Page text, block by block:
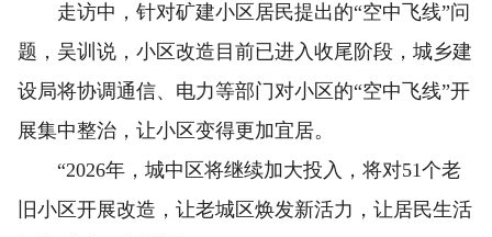
走访中，针对矿建小区居民提出的“空中飞线”问
题，吴训说，小区改造目前已进入收尾阶段，城乡建
设局将协调通信、电力等部门对小区的“空中飞线”开
展集中整治，让小区变得更加宜居。
“2026年，城中区将继续加大投入，将对51个老
旧小区开展改造，让老城区焕发新活力，让居民生活